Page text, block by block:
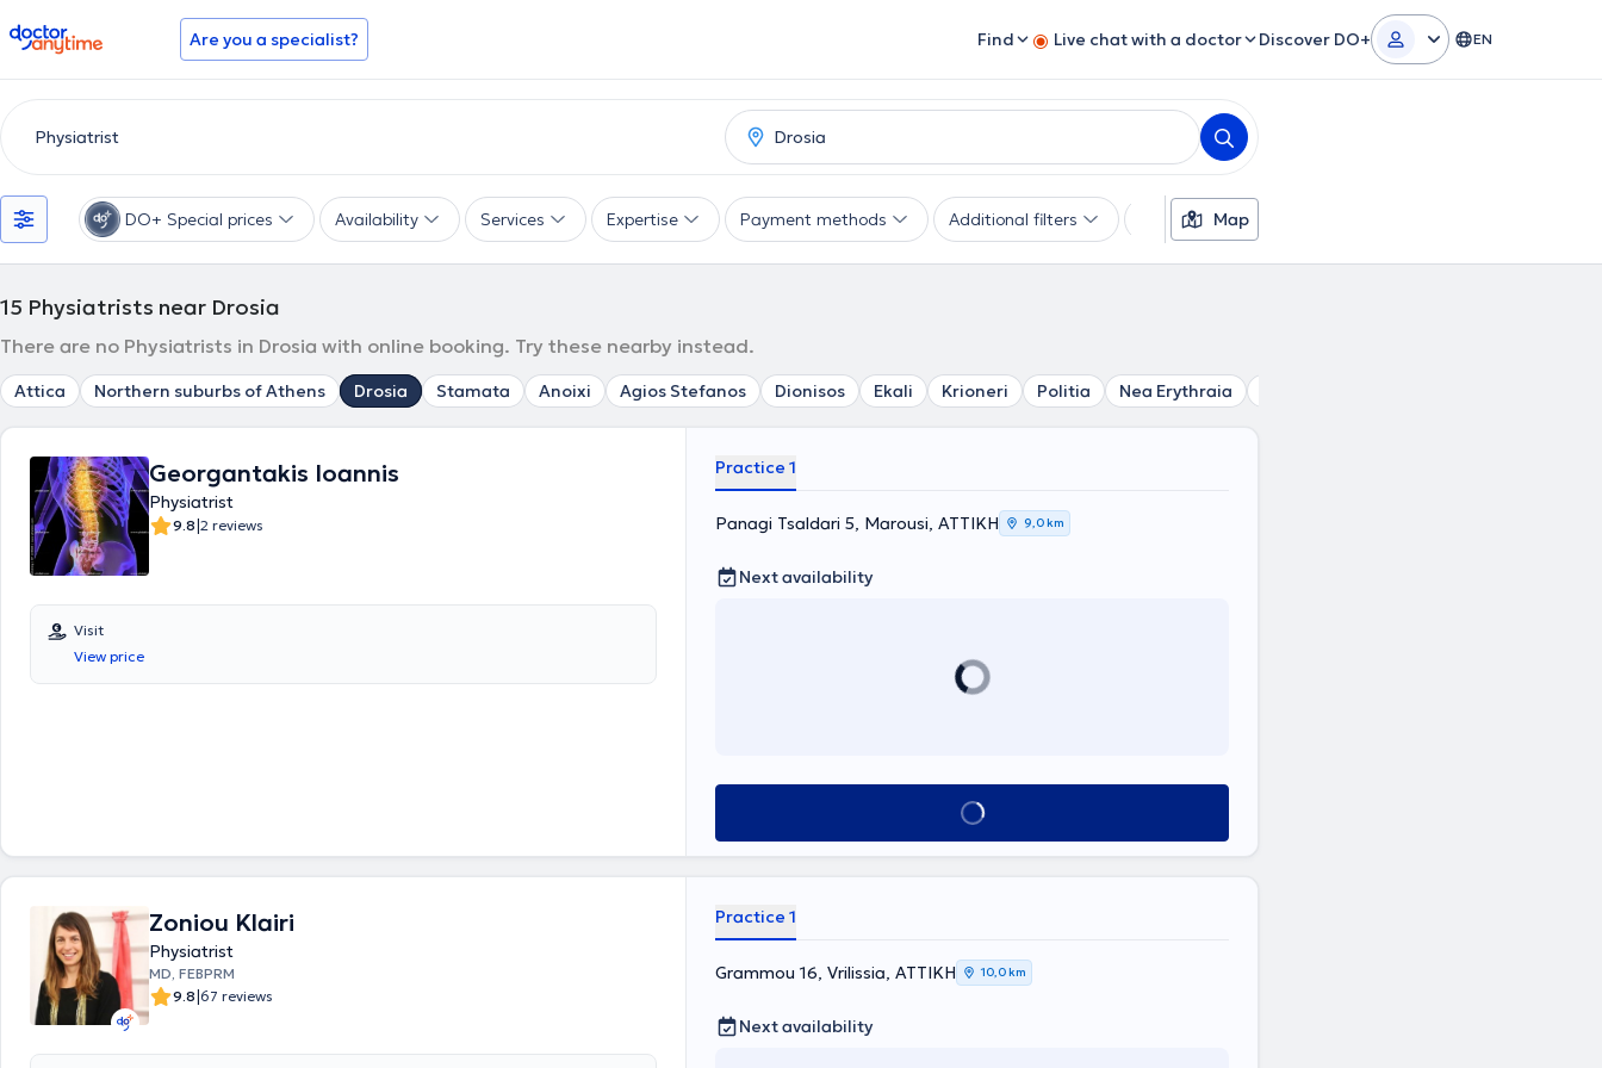
doctoranytime Are you a specialist? Find Live chat with a doctor Discover DO+ EN
DO+ Special prices Availability Services Expertise Payment methods Additional filters LanguagesMap
15 Physiatrists near Drosia
There are no Physiatrists in Drosia with online booking. Try these nearby instead.
Attica Northern suburbs of Athens Drosia Stamata Anoixi Agios Stefanos Dionisos Ekali Krioneri Politia Nea Erythraia
Georgantakis Ioannis
Physiatrist
9.8|2 reviews
Visit
View price
Practice 1
Panagi Tsaldari 5, Marousi, ΑΤΤΙΚΗ 9,0 km
Next availability
Book appointment
Zoniou Klairi
Physiatrist
MD, FEBPRM
9.8|67 reviews
Practice 1
Grammou 16, Vrilissia, ΑΤΤΙΚΗ 10,0 km
Next availability